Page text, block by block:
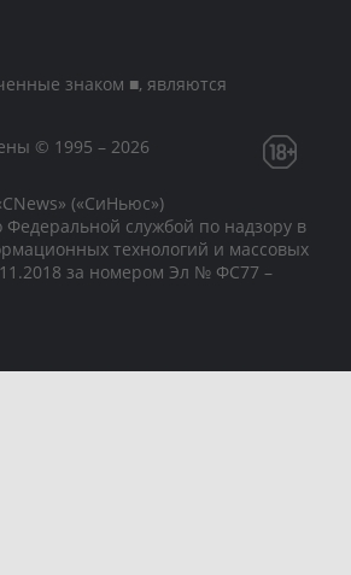
знаком ■, являются
© 1995 – 2026
(«СиНьюс»)
Федеральной службой по надзору в
технологий и массовых
за номером Эл № ФС77 –